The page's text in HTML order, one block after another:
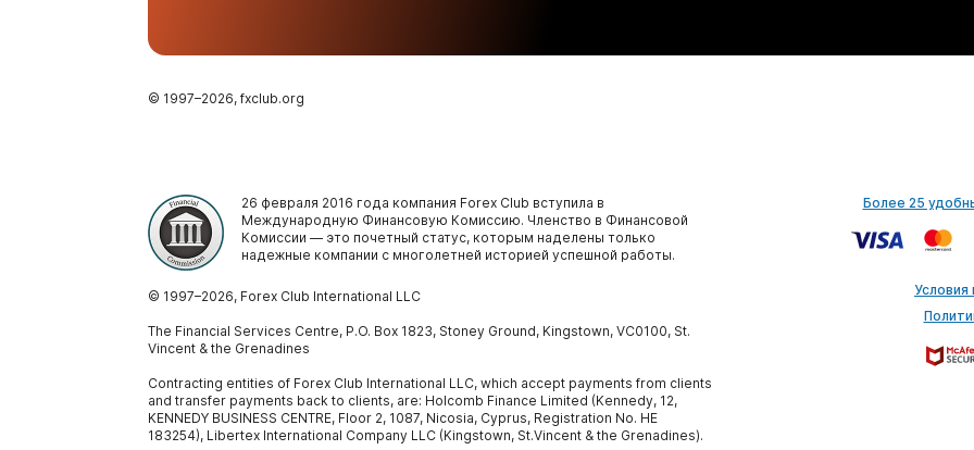
© 1997–2026, fxclub.org
26 февраля 2016 года компания Forex Club вступила в
Международную Финансовую Комиссию. Членство в Финансовой
Комиссии — это почетный статус, которым наделены только
надежные компании с многолетней историей успешной работы.
© 1997–2026, Forex Club International LLC
The Financial Services Centre, P.O. Box 1823, Stoney Ground, Kingstown, VC0100, St.
Vincent & the Grenadines
Contracting entities of Forex Club International LLC, which accept payments from clients
and transfer payments back to clients, are: Holcomb Finance Limited (Kennedy, 12,
KENNEDY BUSINESS CENTRE, Floor 2, 1087, Nicosia, Cyprus, Registration No. HE
183254), Libertex International Company LLC (Kingstown, St.Vincent & the Grenadines).
Более 25